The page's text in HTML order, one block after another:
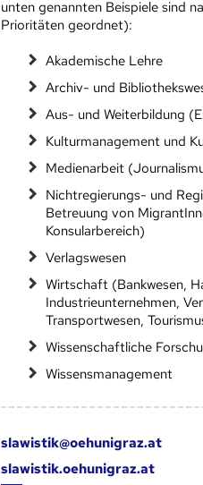
unten genannten Beispiele sind
Prioritäten geordnet):
Akademische Lehre
Archiv- und
Aus- und Weiterbildung
Kulturmanagement und
Medienarbeit
Nichtregierungs- und
Betreuung von
Konsularbereich)
Verlagswesen
Wirtschaft (Bankwesen,
Industrieunternehmen,
Transportwesen,
Wissenschaftliche
Wissensmanagement
slawistik@oehunigraz.at
slawistik.oehunigraz.at